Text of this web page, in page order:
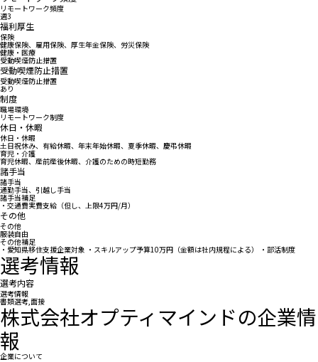
リモートワーク頻度
週3
福利厚生
保険
健康保険、雇用保険、厚生年金保険、労災保険
健康・医療
受動喫煙防止措置
受動喫煙防止措置
受動喫煙防止措置
あり
制度
職場環境
リモートワーク制度
休日・休暇
休日・休暇
土日祝休み、有給休暇、年末年始休暇、夏季休暇、慶弔休暇
育児・介護
育児休暇、産前産後休暇、介護のための時短勤務
諸手当
諸手当
通勤手当、引越し手当
諸手当補足
・交通費実費支給（但し、上限4万円/月）
その他
その他
服装自由
その他補足
・愛知県移住支援企業対象 ・スキルアップ予算10万円（金額は社内規程による） ・部活制度
選考情報
選考内容
選考情報
書類選考,面接
株式会社オプティマインドの企業情
報
企業について